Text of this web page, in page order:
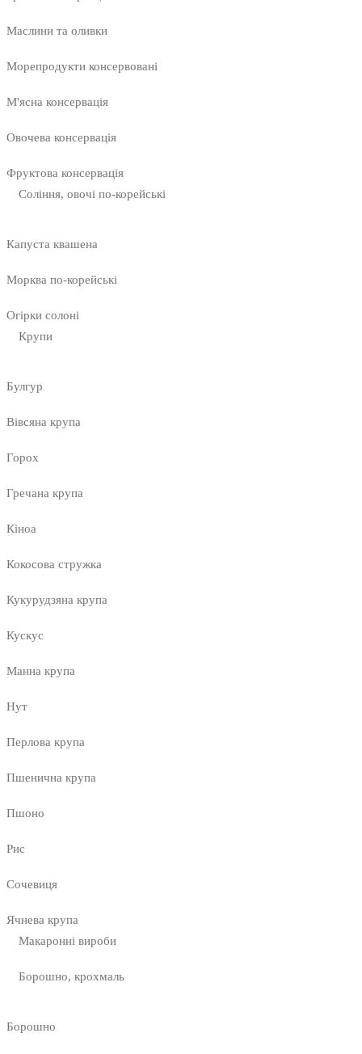
Маслини та оливки
Морепродукти консервовані
М'ясна консервація
Овочева консервація
Фруктова консервація
Соління, овочі по-корейські
Капуста квашена
Морква по-корейські
Огірки солоні
Крупи
Булгур
Вівсяна крупа
Горох
Гречана крупа
Кіноа
Кокосова стружка
Кукурудзяна крупа
Кускус
Манна крупа
Нут
Перлова крупа
Пшенична крупа
Пшоно
Рис
Сочевиця
Ячнева крупа
Макаронні вироби
Борошно, крохмаль
Борошно